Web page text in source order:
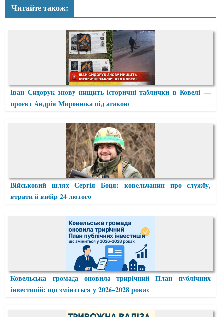
Читайте також:
Іван Сидорук знову нищить історичні таблички в Ковелі —
проєкт Андрія Миронюка під атакою
Військовий шлях Сергія Боця: ковельчанин про службу,
втрати й вибір 24 лютого
Ковельська громада оновила трирічний План публічних
інвестицій: що зміниться у 2026–2028 роках